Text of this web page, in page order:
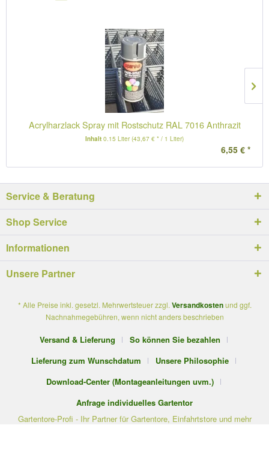
Acrylharzlack Spray mit Rostschutz RAL 7016 Anthrazit
Inhalt 0.15 Liter(43,67 € * / 1 Liter)
6,55 € *
Service & Beratung
Shop Service
Informationen
Unsere Partner
* Alle Preise inkl. gesetzl. Mehrwertsteuer zzgl. Versandkostenund ggf.
Nachnahmegebühren, wenn nicht anders beschrieben
Versand & Lieferung
So können Sie bezahlen
Lieferung zum Wunschdatum
Unsere Philosophie
Download-Center (Montageanleitungen uvm.)
Anfrage individuelles Gartentor
Gartentore-Profi - Ihr Partner für Gartentore, Einfahrtstore und mehr